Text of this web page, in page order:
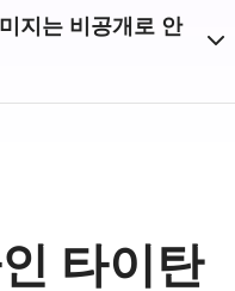
지는 비공개로 안
타이탄